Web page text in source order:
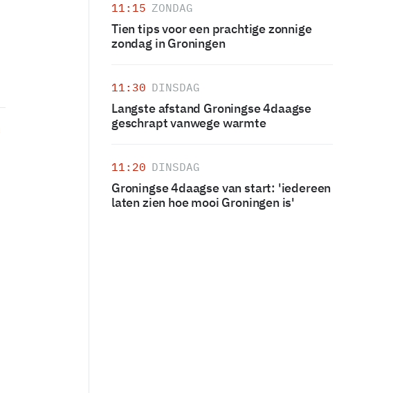
11:15 ZONDAG
Tien tips voor een prachtige zonnige
zondag in Groningen
11:30 DINSDAG
Langste afstand Groningse 4daagse
geschrapt vanwege warmte
11:20 DINSDAG
Groningse 4daagse van start: 'iedereen
laten zien hoe mooi Groningen is'